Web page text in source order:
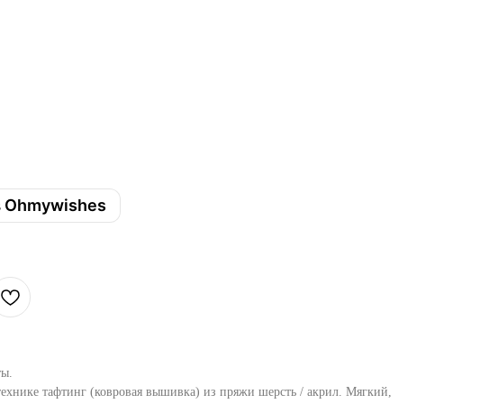
Ohmywishes
тафтинг (ковровая вышивка) из пряжи шерсть / акрил. Мягкий,